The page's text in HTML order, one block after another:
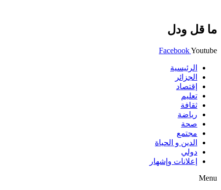
ما قل ودل
FacebookYoutube
الرئيسية
الجزائر
إقتصاد
تعليم
ثقافة
رياضة
صحة
مجتمع
الدين و الحياة
دولي
إعلانات وإشهار
Menu